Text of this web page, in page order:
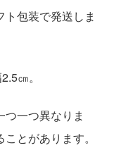
包装で発送しま
㎝。
一つ異なりま
とがあります。